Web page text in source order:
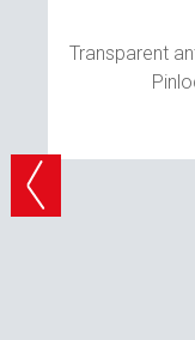
Transparent